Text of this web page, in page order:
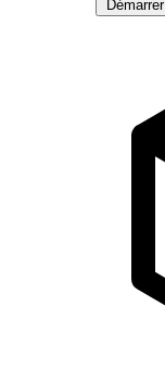
Démarrer